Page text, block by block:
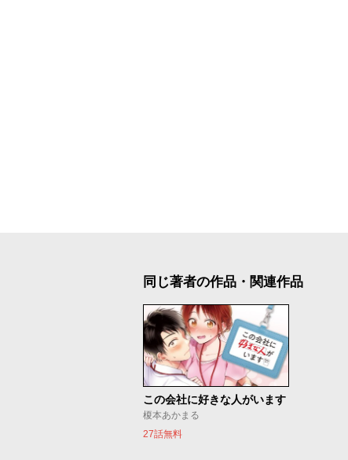
同じ著者の作品・関連作品
この会社に好きな人がいます
榎本あかまる
27話無料